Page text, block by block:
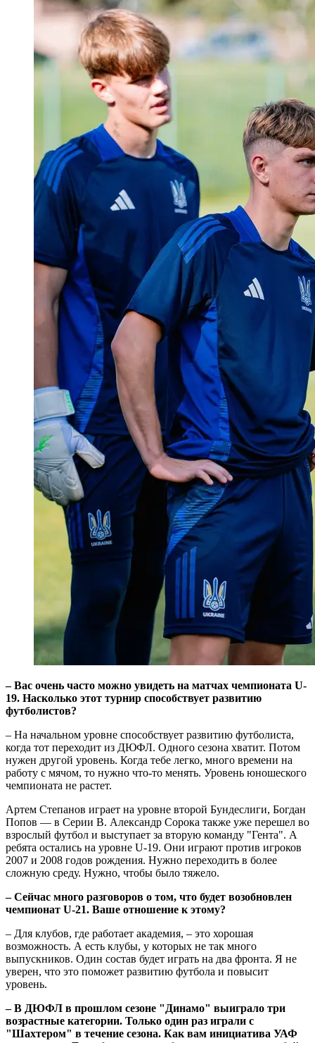
– Вас очень часто можно увидеть на матчах чемпионата U-
19. Насколько этот турнир способствует развитию
футболистов?
– На начальном уровне способствует развитию футболиста,
когда тот переходит из ДЮФЛ. Одного сезона хватит. Потом
нужен другой уровень. Когда тебе легко, много времени на
работу с мячом, то нужно что-то менять. Уровень юношеского
чемпионата не растет.
Артем Степанов играет на уровне второй Бундеслиги, Богдан
Попов — в Серии В. Александр Сорока также уже перешел во
взрослый футбол и выступает за вторую команду "Гента". А
ребята остались на уровне U-19. Они играют против игроков
2007 и 2008 годов рождения. Нужно переходить в более
сложную среду. Нужно, чтобы было тяжело.
– Сейчас много разговоров о том, что будет возобновлен
чемпионат U-21. Ваше отношение к этому?
– Для клубов, где работает академия, – это хорошая
возможность. А есть клубы, у которых не так много
выпускников. Один состав будет играть на два фронта. Я не
уверен, что это поможет развитию футбола и повысит
уровень.
– В ДЮФЛ в прошлом сезоне "Динамо" выиграло три
возрастные категории. Только один раз играли с
"Шахтером" в течение сезона. Как вам инициатива УАФ